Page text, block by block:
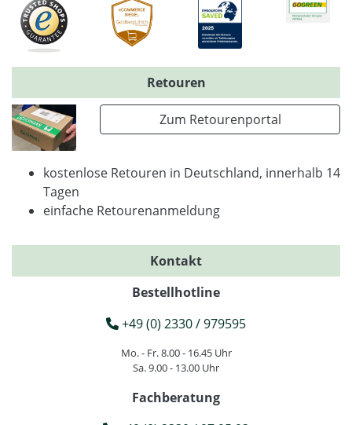
Retouren
Zum Retourenportal
kostenlose Retouren in Deutschland, innerhalb 14
Tagen
einfache Retourenanmeldung
Kontakt
Bestellhotline
+49 (0) 2330 / 979595
Mo. - Fr. 8.00 - 16.45 Uhr
Sa. 9.00 - 13.00 Uhr
Fachberatung